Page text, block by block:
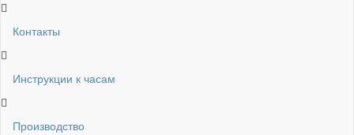
Контакты
Инструкции к часам
Производство